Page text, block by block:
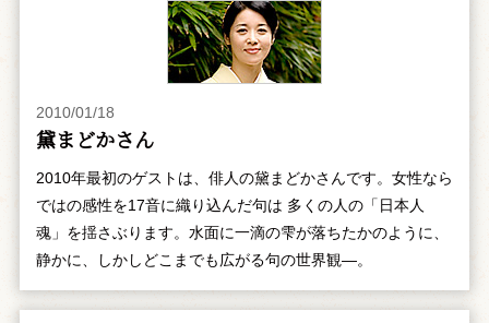
2010/01/18
黛まどかさん
2010年最初のゲストは、俳人の黛まどかさんです。女性なら
ではの感性を17音に織り込んだ句は 多くの人の「日本人
魂」を揺さぶります。水面に一滴の雫が落ちたかのように、
静かに、しかしどこまでも広がる句の世界観―。